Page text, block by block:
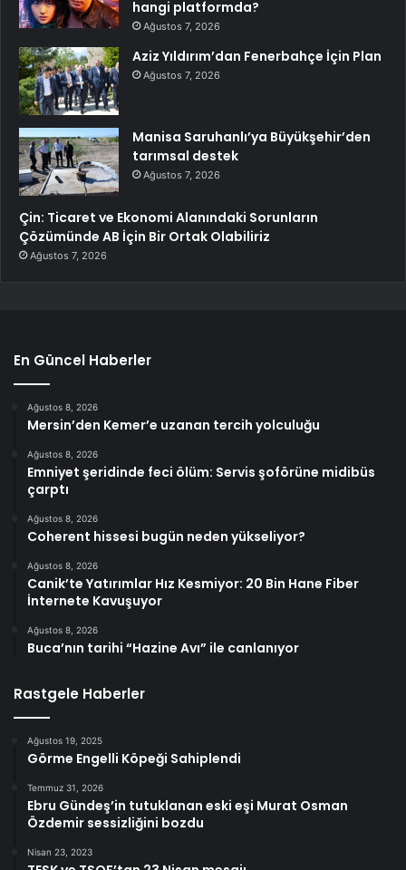
hangi platformda?
Ağustos 7, 2026
Aziz Yıldırım’dan Fenerbahçe İçin Plan
Ağustos 7, 2026
Manisa Saruhanlı’ya Büyükşehir’den
tarımsal destek
Ağustos 7, 2026
Çin: Ticaret ve Ekonomi Alanındaki Sorunların
Çözümünde AB İçin Bir Ortak Olabiliriz
Ağustos 7, 2026
En Güncel Haberler
Ağustos 8, 2026
Mersin’den Kemer’e uzanan tercih yolculuğu
Ağustos 8, 2026
Emniyet şeridinde feci ölüm: Servis şoförüne midibüs
çarptı
Ağustos 8, 2026
Coherent hissesi bugün neden yükseliyor?
Ağustos 8, 2026
Canik’te Yatırımlar Hız Kesmiyor: 20 Bin Hane Fiber
İnternete Kavuşuyor
Ağustos 8, 2026
Buca’nın tarihi “Hazine Avı” ile canlanıyor
Rastgele Haberler
Ağustos 19, 2025
Görme Engelli Köpeği Sahiplendi
Temmuz 31, 2026
Ebru Gündeş’in tutuklanan eski eşi Murat Osman
Özdemir sessizliğini bozdu
Nisan 23, 2023